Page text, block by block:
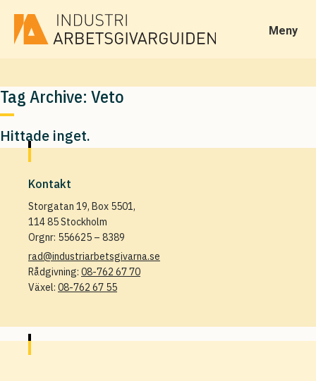
Meny
Tag Archive: Veto
Hittade inget.
Kontakt
Storgatan 19, Box 5501,
114 85 Stockholm
Orgnr: 556625 – 8389
rad@industriarbetsgivarna.se
Rådgivning: 08-762 67 70
Växel: 08-762 67 55